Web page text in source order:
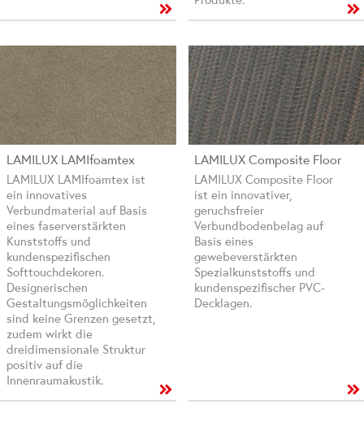
LAMILUX LAMIfoamtex
LAMILUX LAMIfoamtex ist
ein innovatives
Verbundmaterial auf Basis
eines faserverstärkten
Kunststoffs und
kundenspezifischen
Softtouchdekoren.
Designerischen
Gestaltungsmöglichkeiten
sind keine Grenzen gesetzt,
zudem wirkt die
dreidimensionale Struktur
positiv auf die
Innenraumakustik.
LAMILUX Composite Floor
LAMILUX Composite Floor
ist ein innovativer,
geruchsfreier
Verbundbodenbelag auf
Basis eines
gewebeverstärkten
Spezialkunststoffs und
kundenspezifischer PVC-
Decklagen.